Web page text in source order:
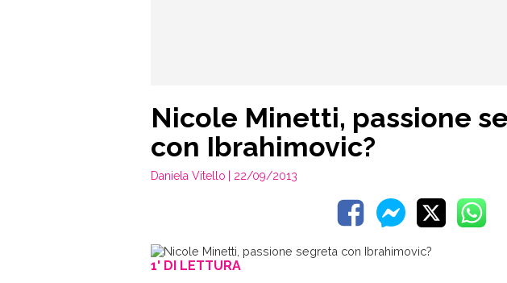
Nicole Minetti, passione
con Ibrahimovic?
Daniela Vitello | 22/09/2013
1' DI LETTURA